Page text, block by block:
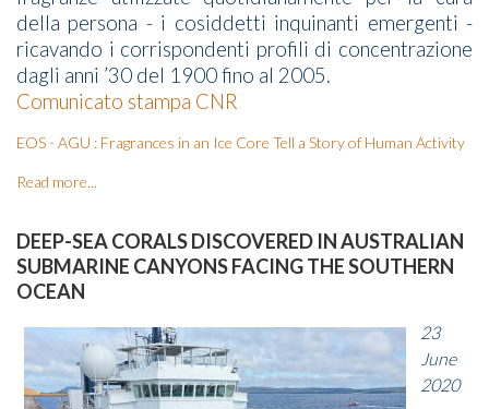
della persona - i cosiddetti inquinanti emergenti -
ricavando i corrispondenti profili di concentrazione
dagli anni ’30 del 1900 fino al 2005.
Comunicato stampa CNR
EOS - AGU : Fragrances in an Ice Core Tell a Story of Human Activity
Read more...
DEEP-SEA CORALS DISCOVERED IN AUSTRALIAN
SUBMARINE CANYONS FACING THE SOUTHERN
OCEAN
23
June
2020